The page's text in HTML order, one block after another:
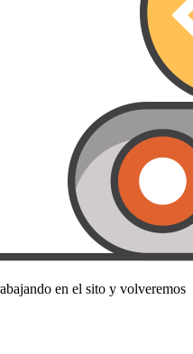
en el sito y volveremos